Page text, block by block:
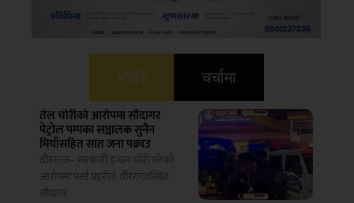
भर्खरै चर्चामा
तेल चोरीको आरोपमा सौदागर
पेट्रोल पम्पका सञ्चालक सुनैन
मियाँसहित सात जना पक्राउ
वीरगन्ज– सरकारी इन्धन चोरी गरेको
आरोपमा पर्सा प्रहरीले वीरगन्जस्थित
सौदागर